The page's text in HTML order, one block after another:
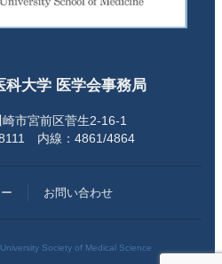
科大学 医学会事務局
市宮前区菅生2-16-1
内線：4861/4864
お問い合わせ
Society of Medical Science